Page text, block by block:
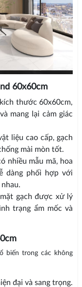
60x60cm
thước 60x60cm,
mang lại cảm giác
liệu cao cấp, gạch
mài mòn tốt.
nhiều mẫu mã, hoa
dàng phối hợp với
gạch được xử lý
trạng ẩm mốc và
biến trong các không
đại và sang trọng.